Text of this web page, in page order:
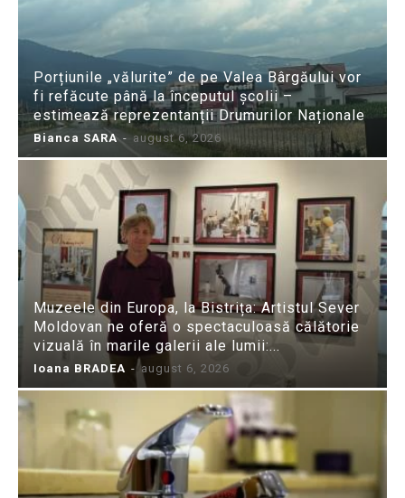
Porțiunile „vălurite” de pe Valea Bârgăului vor
fi refăcute până la începutul școlii –
estimează reprezentanții Drumurilor Naționale
Bianca SARA - august 6, 2026
Muzeele din Europa, la Bistrița: Artistul Sever
Moldovan ne oferă o spectaculoasă călătorie
vizuală în marile galerii ale lumii:...
Ioana BRADEA - august 6, 2026